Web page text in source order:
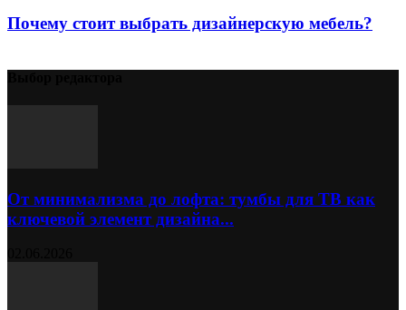
Почему стоит выбрать дизайнерскую мебель?
От минимализма до лофта: тумбы для ТВ как
ключевой элемент дизайна...